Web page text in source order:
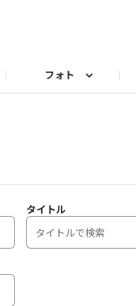
フォト
タイトル